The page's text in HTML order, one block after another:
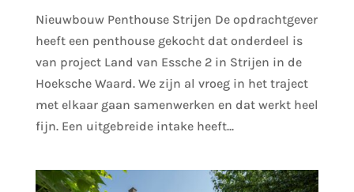
Nieuwbouw Penthouse Strijen De opdrachtgever
heeft een penthouse gekocht dat onderdeel is
van project Land van Essche 2 in Strijen in de
Hoeksche Waard. We zijn al vroeg in het traject
met elkaar gaan samenwerken en dat werkt heel
fijn. Een uitgebreide intake heeft...